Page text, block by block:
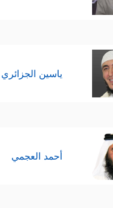
ياسين الجزائري
أحمد العجمي